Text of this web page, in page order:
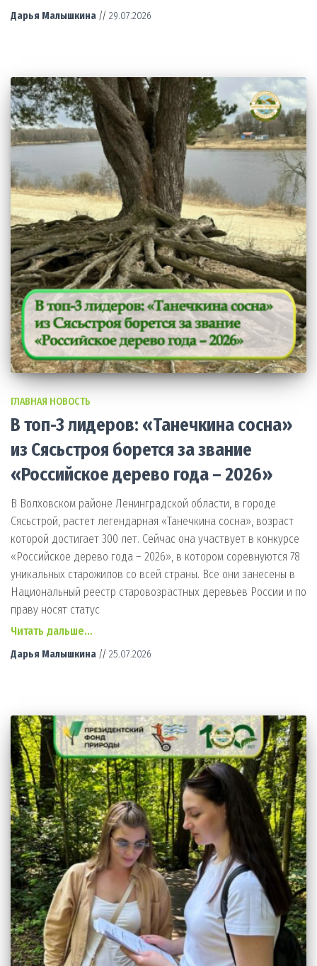
Дарья Малышкина // 29.07.2026
ГЛАВНАЯ НОВОСТЬ
В топ-3 лидеров: «Танечкина сосна»
из Сясьстроя борется за звание
«Российское дерево года – 2026»
В Волховском районе Ленинградской области, в городе
Сясьстрой, растет легендарная «Танечкина сосна», возраст
которой достигает 300 лет. Сейчас она участвует в конкурсе
«Российское дерево года – 2026», в котором соревнуются 78
уникальных старожилов со всей страны. Все они занесены в
Национальный реестр старовозрастных деревьев России и по
праву носят статус
Читать дальше…
Дарья Малышкина // 25.07.2026